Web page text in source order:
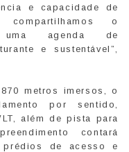
e capacidade de
o
agenda de
e sustentável”,
metros imersos, o
por sentido,
além de pista para
contará
prédios de acesso e